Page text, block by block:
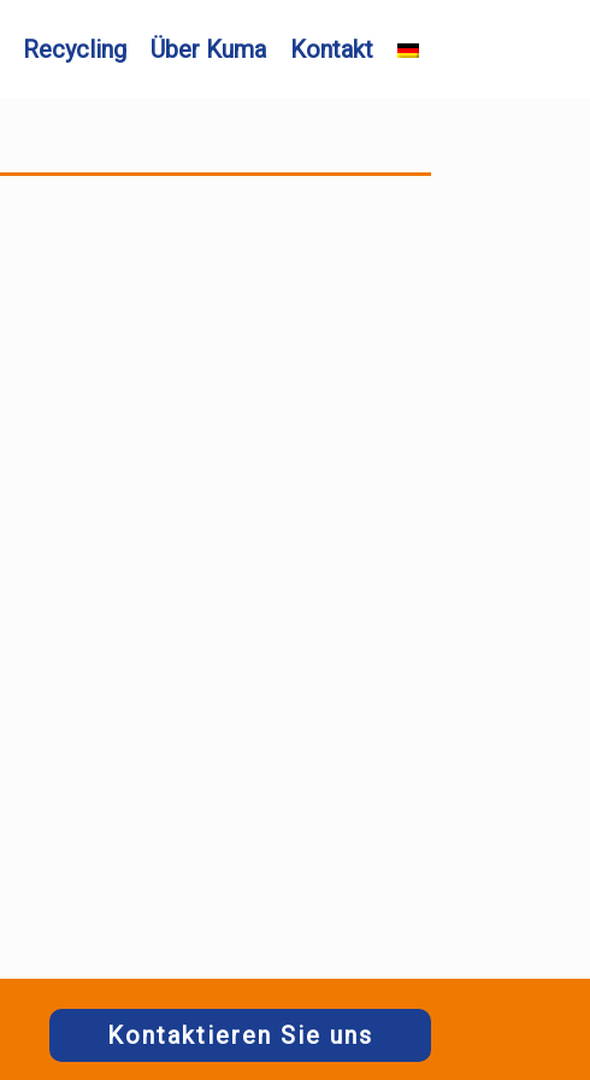
Recycling Über Kuma Kontakt
Kontaktieren Sie uns